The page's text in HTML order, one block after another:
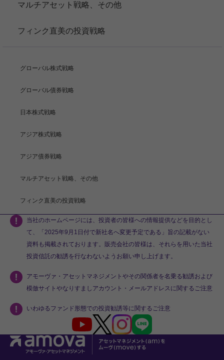
マルチアセット戦略、その他
フィンク直美の投資戦略
グローバル株式戦略
グローバル債券戦略
日本株式戦略
アジア株式戦略
アジア債券戦略
マルチアセット戦略、その他
フィンク直美の投資戦略
当社のホームページには、投資者の皆様への情報提供などを目的とし
て、「2025年9月1日付で新社名へ変更予定である」旨の記載がない
資料も掲載されております。販売会社の皆様は、それらを用いた当社
投資信託の勧誘を行なわないようお願い申し上げます。
アモーヴァ・アセットマネジメントやその関係者を名乗る勧誘および
模倣サイトやなりすましアカウント・メールアドレスに関するご注意
いわゆるファンド形態での投資勧誘等に関するご注意
Youtube X InstagramLINE